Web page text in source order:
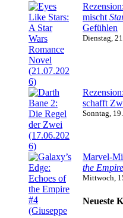
Rezension:
mischt
Gefühlen
Dienstag,
Rezension:
schafft
Sonntag,
Marvel-
the Empire
Mittwoch,
Neueste